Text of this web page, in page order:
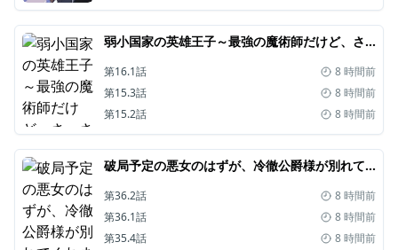
弱小国家の英雄王子～最強の魔術師だけど、さっさと国出て自由に生きてぇぇ！～
第16.1話
8 時間前
第15.3話
8 時間前
第15.2話
8 時間前
破局予定の悪女のはずが、冷徹公爵様が別れてくれません!
第36.2話
8 時間前
第36.1話
8 時間前
第35.4話
8 時間前